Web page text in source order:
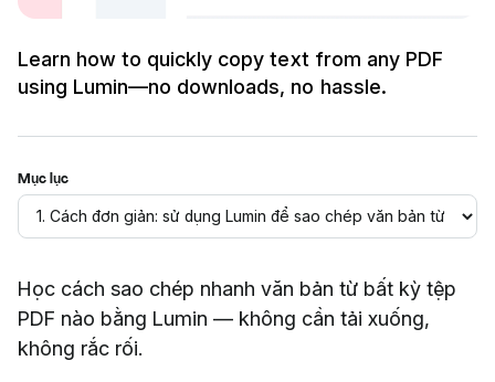
Learn how to quickly copy text from any PDF
using Lumin—no downloads, no hassle.
Mục lục
Học cách sao chép nhanh văn bản từ bất kỳ tệp
PDF nào bằng Lumin — không cần tải xuống,
không rắc rối.